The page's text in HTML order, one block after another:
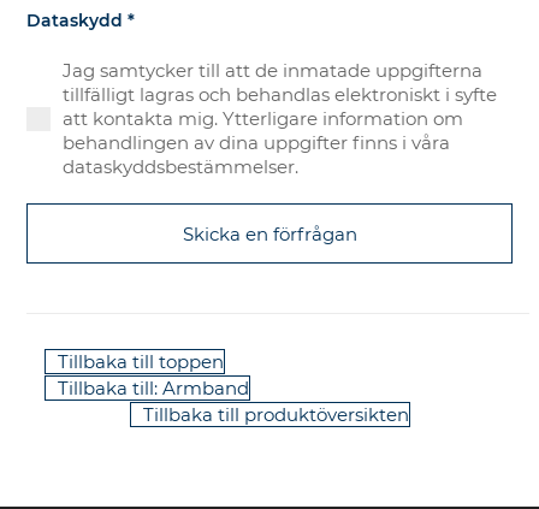
Dataskydd*
Jag samtycker till att de inmatade uppgifterna
tillfälligt lagras och behandlas elektroniskt i syfte
att kontakta mig. Ytterligare information om
behandlingen av dina uppgifter finns i våra
dataskyddsbestämmelser.
Skicka en förfrågan
Tillbaka till toppen
Tillbaka till: Armband
Tillbaka till produktöversikten